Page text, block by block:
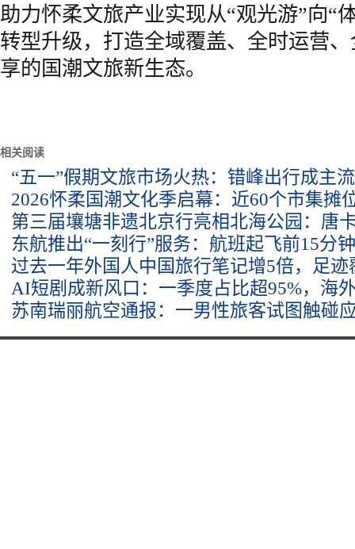
助力怀柔文旅产业实现从“观光游”向“
转型升级，打造全域覆盖、全时运营
享的国潮文旅新生态。
相关阅读
“五一”假期文旅市场火热：错峰出行成主
2026怀柔国潮文化季启幕：近60个市集摊
第三届壤塘非遗北京行亮相北海公园：唐
东航推出“一刻行”服务：航班起飞前15分
过去一年外国人中国旅行笔记增5倍，足迹
AI短剧成新风口：一季度占比超95%，海
苏南瑞丽航空通报：一男性旅客试图触碰